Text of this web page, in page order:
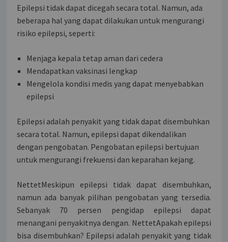
Epilepsi tidak dapat dicegah secara total. Namun, ada
beberapa hal yang dapat dilakukan untuk mengurangi
risiko epilepsi, seperti:
Menjaga kepala tetap aman dari cedera
Mendapatkan vaksinasi lengkap
Mengelola kondisi medis yang dapat menyebabkan
epilepsi
Epilepsi adalah penyakit yang tidak dapat disembuhkan
secara total. Namun, epilepsi dapat dikendalikan
dengan pengobatan. Pengobatan epilepsi bertujuan
untuk mengurangi frekuensi dan keparahan kejang.
NettetMeskipun epilepsi tidak dapat disembuhkan,
namun ada banyak pilihan pengobatan yang tersedia.
Sebanyak 70 persen pengidap epilepsi dapat
menangani penyakitnya dengan. NettetApakah epilepsi
bisa disembuhkan? Epilepsi adalah penyakit yang tidak